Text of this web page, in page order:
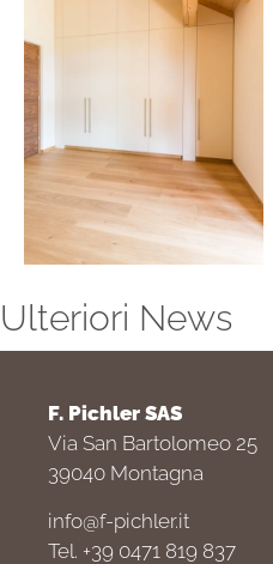
Ulteriori News
F. Pichler SAS
Via San Bartolomeo 25
39040 Montagna
info@f-pichler.it
Tel. +39 0471 819 837